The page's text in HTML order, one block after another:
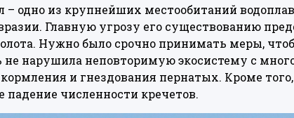
– одно из крупнейших местообитаний
Главную угрозу его существованию
Нужно было срочно принимать меры,
нарушила неповторимую экосистему с
и гнездования пернатых. Кроме
падение численности кречетов.